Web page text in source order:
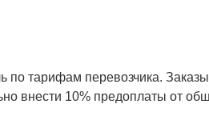
по тарифам перевозчика.
внести 10% предоплаты от